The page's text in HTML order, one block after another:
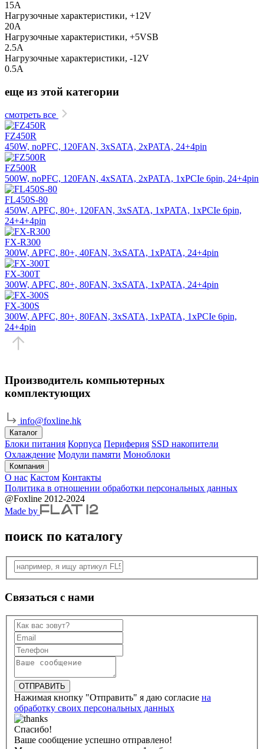
15A
Нагрузочные характеристики, +12V
20A
Нагрузочные характеристики, +5VSB
2.5A
Нагрузочные характеристики, -12V
0.5A
еще из этой категории
смотреть все
FZ450R
450W, noPFC, 120FAN, 3xSATA, 2xPATA, 24+4pin
FZ500R
500W, noPFC, 120FAN, 4xSATA, 2xPATA, 1xPCIe 6pin, 24+4pin
FL450S-80
450W, APFC, 80+, 120FAN, 3xSATA, 1xPATA, 1xPCIe 6pin,
24+4+4pin
FX-R300
300W, APFC, 80+, 40FAN, 3xSATA, 1xPATA, 24+4pin
FX-300T
300W, APFC, 80+, 80FAN, 3xSATA, 1xPATA, 24+4pin
FX-300S
300W, APFC, 80+, 80FAN, 3xSATA, 1xPATA, 1xPCIe 6pin,
24+4pin
Производитель компьютерных
комплектующих
info@foxline.hk
Каталог
Блоки питания Корпуса Периферия SSD накопители
Охлаждение Модули памяти Моноблоки
Компания
О нас Кастом Контакты
Политика в отношении обработки персональных данных
@Foxline 2012-2024
Made by
поиск по каталогу
Связаться с нами
ОТПРАВИТЬ
Нажимая кнопку "Отправить" я даю согласие на
обработку своих персональных данных
Cпасибо!
Ваше сообщение успешно отправлено!